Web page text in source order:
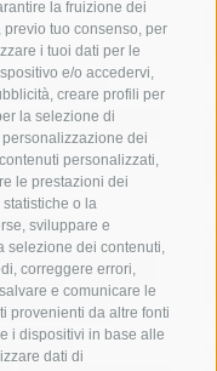
la fruizione dei
tuo consenso, per
i tuoi dati per le
e/o accedervi,
creare profili per
la selezione di
dei
personalizzati,
le prestazioni dei
o la
sviluppare e
selezione dei contenuti,
correggere errori,
e comunicare le
provenienti da altre fonti
i dispositivi in base alle
dati di
arresto
capri
carabinieri
elezioni
incidente
lubrense